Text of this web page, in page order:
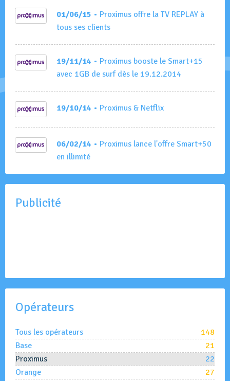
01/06/15 • Proximus offre la TV REPLAY à
tous ses clients
19/11/14 • Proximus booste le Smart+15
avec 1GB de surf dès le 19.12.2014
19/10/14 • Proximus & Netflix
06/02/14 • Proximus lance l'offre Smart+50
en illimité
Publicité
Opérateurs
Tous les opérateurs
148
Base
21
Proximus
22
Orange
27